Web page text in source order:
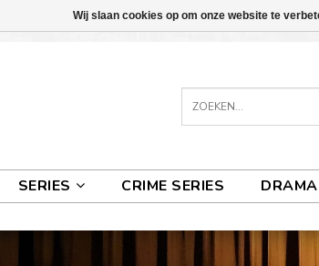
SERIES CRIME SERIES
Wij slaan cookies op om onze website te